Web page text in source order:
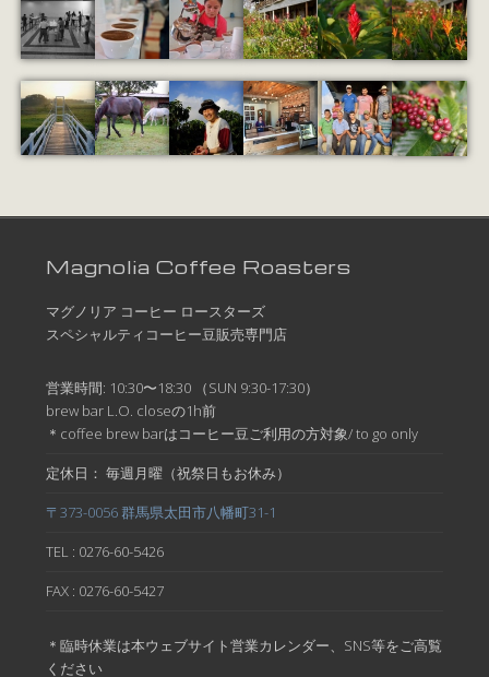
Magnolia Coffee Roasters
マグノリア コーヒー ロースターズ
スペシャルティコーヒー豆販売専門店
営業時間: 10:30〜18:30 （SUN 9:30-17:30）
brew bar L.O. closeの1h前
＊coffee brew barはコーヒー豆ご利用の方対象/ to go only
定休日： 毎週月曜（祝祭日もお休み）
〒373-0056 群馬県太田市八幡町31-1
TEL : 0276-60-5426
FAX : 0276-60-5427
＊臨時休業は本ウェブサイト営業カレンダー、SNS等をご高覧
ください